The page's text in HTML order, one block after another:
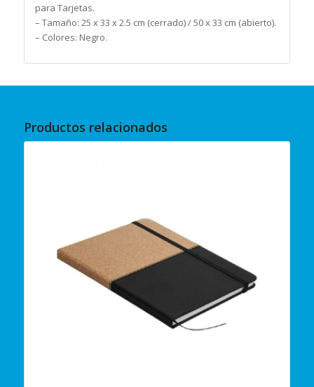
para Tarjetas.
– Tamaño: 25 x 33 x 2.5 cm (cerrado) / 50 x 33 cm (abierto).
– Colores: Negro.
Productos relacionados